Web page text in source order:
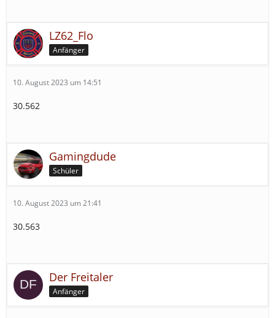
LZ62_Flo
Anfänger
10. August 2023 um 14:51
30.562
Gamingdude
Schüler
10. August 2023 um 21:41
30.563
Der Freitaler
Anfänger